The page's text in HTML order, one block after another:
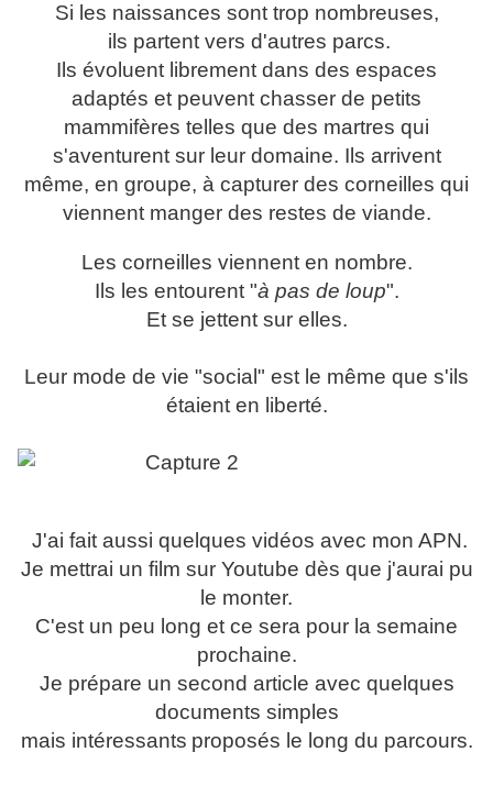
Si les naissances sont trop nombreuses,
ils partent vers d'autres parcs.
Ils évoluent librement dans des espaces
adaptés et peuvent chasser de petits
mammifères telles que des martres qui
s'aventurent sur leur domaine. Ils arrivent
même, en groupe, à capturer des corneilles qui
viennent manger des restes de viande.
Les corneilles viennent en nombre.
Ils les entourent "à pas de loup".
Et se jettent sur elles.
Leur mode de vie "social" est le même que s'ils
étaient en liberté.
J'ai fait aussi quelques vidéos avec mon APN.
Je mettrai un film sur Youtube dès que j'aurai pu
le monter.
C'est un peu long et ce sera pour la semaine
prochaine.
Je prépare un second article avec quelques
documents simples
mais intéressants proposés le long du parcours.